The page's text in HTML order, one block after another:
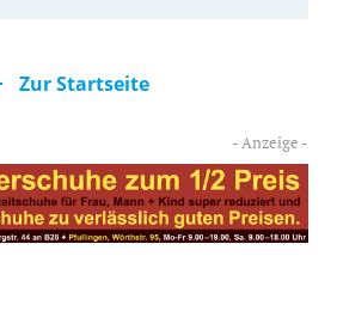
Zur Startseite